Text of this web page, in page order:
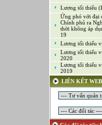
Kỹ thuật ứng
Lập trình
Lập trình Game
Luật
Môi giới chứng
Mỹ thuật công
Nghiên cứu và
Ngoại ngữ
Nhân sự
Nhân sự - Hành
Nhiều lĩnh vực
Lương tối thiểu
Ứng phó với đại
Chính phủ ra
thời không áp
19
Lương tối thiểu
Lương tối thiểu
2020
Lương tối thiểu
2019
LIÊN KẾT